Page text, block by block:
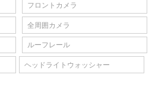
フロントカメラ
全周囲カメラ
ルーフレール
ヘッドライトウォッシャー